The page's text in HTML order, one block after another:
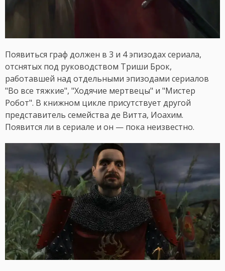
Появиться граф должен в 3 и 4 эпизодах сериала,
отснятых под руководством Триши Брок,
работавшей над отдельными эпизодами сериалов
"Во все тяжкие", "Ходячие мертвецы" и "Мистер
Робот". В книжном цикле присутствует другой
представитель семейства де Витта, Иоахим.
Появится ли в сериале и он — пока неизвестно.